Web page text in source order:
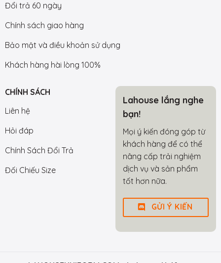
Đổi trả 60 ngày
Chính sách giao hàng
Bảo mật và điều khoản sử dụng
Khách hàng hài lòng 100%
CHÍNH SÁCH
Liên hệ
Hỏi đáp
Chính Sách Đổi Trả
Đối Chiếu Size
Lahouse lắng nghe
bạn!
Mọi ý kiến đóng góp từ
khách hàng để có thể
nâng cấp trải nghiệm
dịch vụ và sản phẩm
tốt hơn nữa.
GỬI Ý KIẾN